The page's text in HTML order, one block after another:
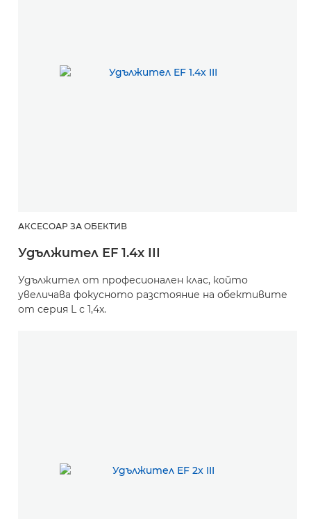
АКСЕСОАР ЗА ОБЕКТИВ
Удължител EF 1.4x III
Удължител от професионален клас, който
увеличава фокусното разстояние на обективите
от серия L с 1,4x.